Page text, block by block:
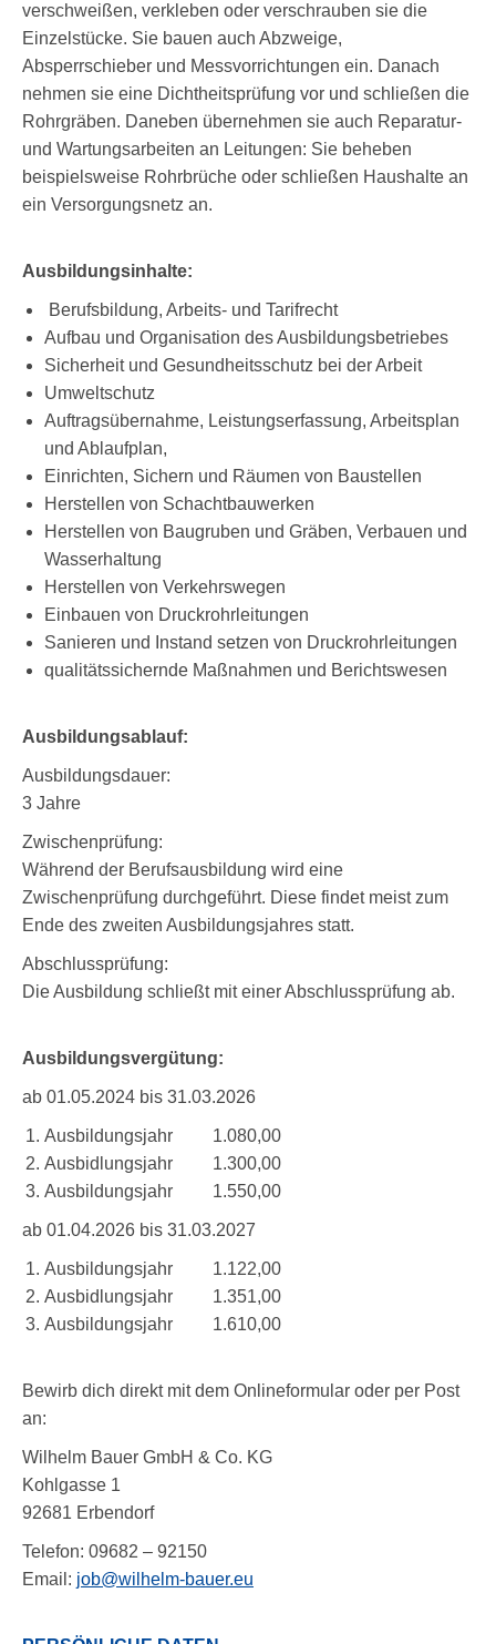
verschweißen, verkleben oder verschrauben sie die
Einzelstücke. Sie bauen auch Abzweige,
Absperrschieber und Messvorrichtungen ein. Danach
nehmen sie eine Dichtheitsprüfung vor und schließen die
Rohrgräben. Daneben übernehmen sie auch Reparatur-
und Wartungsarbeiten an Leitungen: Sie beheben
beispielsweise Rohrbrüche oder schließen Haushalte an
ein Versorgungsnetz an.
Ausbildungsinhalte:
Berufsbildung, Arbeits- und Tarifrecht
Aufbau und Organisation des Ausbildungsbetriebes
Sicherheit und Gesundheitsschutz bei der Arbeit
Umweltschutz
Auftragsübernahme, Leistungserfassung, Arbeitsplan
und Ablaufplan,
Einrichten, Sichern und Räumen von Baustellen
Herstellen von Schachtbauwerken
Herstellen von Baugruben und Gräben, Verbauen und
Wasserhaltung
Herstellen von Verkehrswegen
Einbauen von Druckrohrleitungen
Sanieren und Instand setzen von Druckrohrleitungen
qualitätssichernde Maßnahmen und Berichtswesen
Ausbildungsablauf:
Ausbildungsdauer:
3 Jahre
Zwischenprüfung:
Während der Berufsausbildung wird eine
Zwischenprüfung durchgeführt. Diese findet meist zum
Ende des zweiten Ausbildungsjahres statt.
Abschlussprüfung:
Die Ausbildung schließt mit einer Abschlussprüfung ab.
Ausbildungsvergütung:
ab 01.05.2024 bis 31.03.2026
Ausbildungsjahr 1.080,00
Ausbidlungsjahr 1.300,00
Ausbildungsjahr 1.550,00
ab 01.04.2026 bis 31.03.2027
Ausbildungsjahr 1.122,00
Ausbidlungsjahr 1.351,00
Ausbildungsjahr 1.610,00
Bewirb dich direkt mit dem Onlineformular oder per Post
an:
Wilhelm Bauer GmbH & Co. KG
Kohlgasse 1
92681 Erbendorf
Telefon: 09682 – 92150
Email: job@wilhelm-bauer.eu